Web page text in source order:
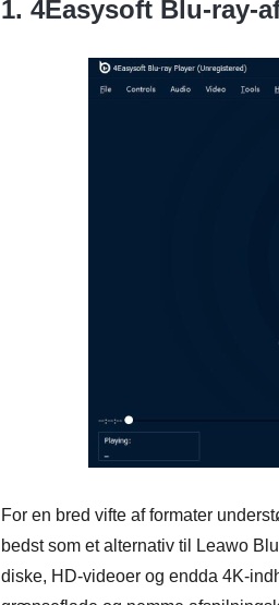
1. 4Easysoft Blu-ray-
For en bred vifte af formater
bedst som et alternativ til Leawo
diske, HD-videoer og endda 4K-